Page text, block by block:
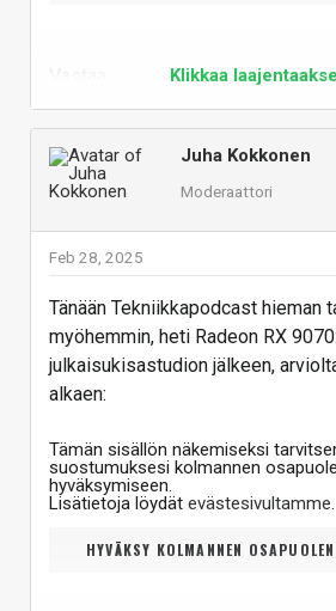
Klikkaa
Juha Kokkonen
Moderaattori
Feb 28, 2025
Tänään Tekniikkapodcast hieman
myöhemmin, heti Radeon RX
julkaisukisastudion jälkeen,
alkaen:
Tämän sisällön näkemiseksi
suostumuksesi kolmannen
hyväksymiseen.
Lisätietoja löydät evästesivultamme
HYVÄKSY KOLMANNEN